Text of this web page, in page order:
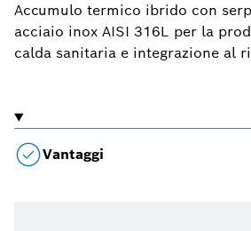
Accumulo termico ibrido con
acciaio inox AISI 316L per la
calda sanitaria e integrazione al
Vantaggi